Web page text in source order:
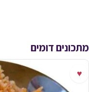
מתכונים דומים
♥